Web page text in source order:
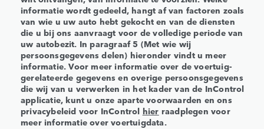
informatie wordt gedeeld, hangt af van factoren zoals
van wie u uw auto hebt gekocht en van de diensten
die u bij ons aanvraagt voor de volledige periode van
uw autobezit. In paragraaf 5 (Met wie wij
persoonsgegevens delen) hieronder vindt u meer
informatie. Voor meer informatie over de voertuig-
gerelateerde gegevens en overige persoonsgegevens
die wij van u verwerken in het kader van de InControl
applicatie, kunt u onze aparte voorwaarden en ons
privacybeleid voor InControl hier raadplegen voor
meer informatie over voertuigdata.